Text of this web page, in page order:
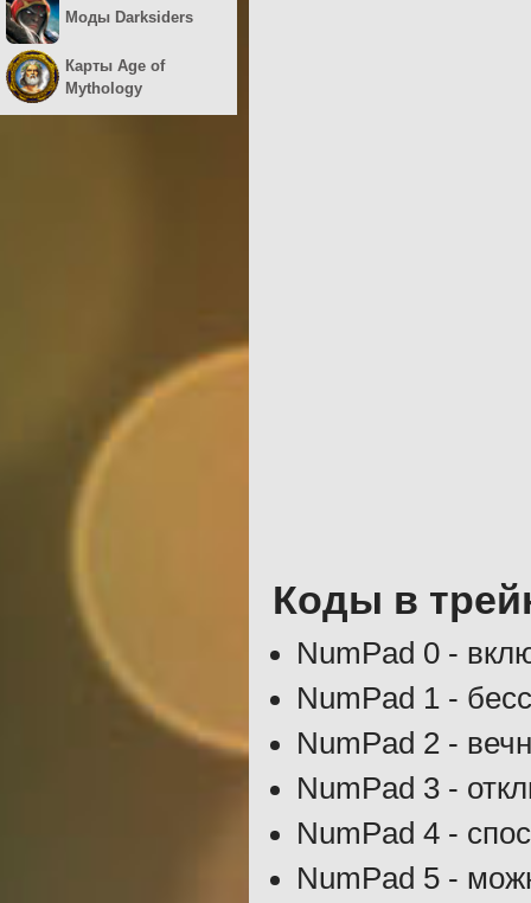
Коды в
NumPad 0 -
NumPad 1 -
NumPad 2 -
NumPad 3 -
NumPad 4 -
NumPad 5 -
Моды Darksiders
Карты Age of
Mythology